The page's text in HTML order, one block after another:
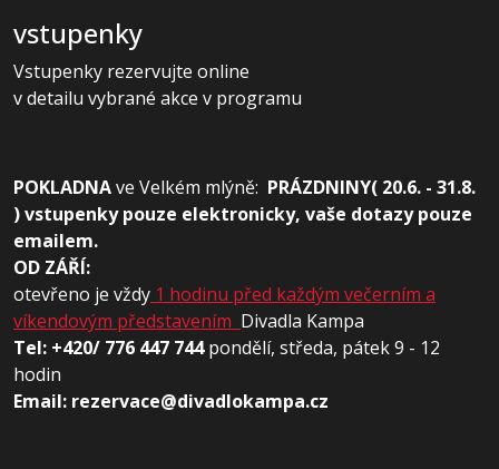
vstupenky
Vstupenky rezervujte online
v detailu vybrané akce v programu
POKLADNAve Velkém mlýně: PRÁZDNINY( 20.6. - 31.8.
) vstupenky pouze elektronicky, vaše dotazy pouze
emailem.
OD ZÁŘÍ:
otevřeno je vždy 1 hodinu před každým večerním a
víkendovým představením Divadla Kampa
Tel: +420/ 776 447 744pondělí, středa, pátek 9 - 12
hodin
Email: rezervace@divadlokampa.cz